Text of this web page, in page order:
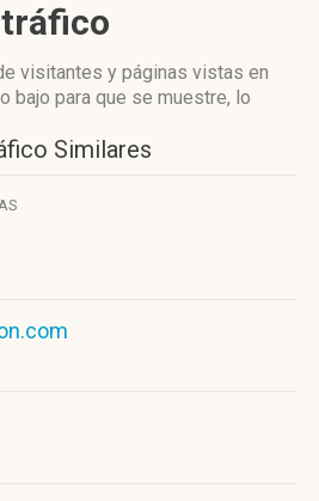
visitantes y páginas vistas en
bajo para que se muestre, lo
Similares